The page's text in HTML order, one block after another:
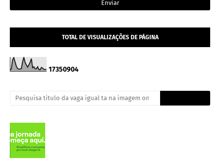
TOTAL DE VISUALIZAÇÕES DE PÁGINA
17350904